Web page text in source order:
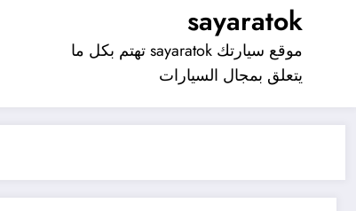
sayaratok
موقع سيارتك sayaratok تهتم بكل ما
يتعلق بمجال السيارات